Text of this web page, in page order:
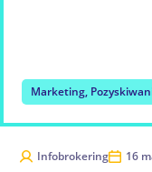
Marketing,
Infobrokering 16